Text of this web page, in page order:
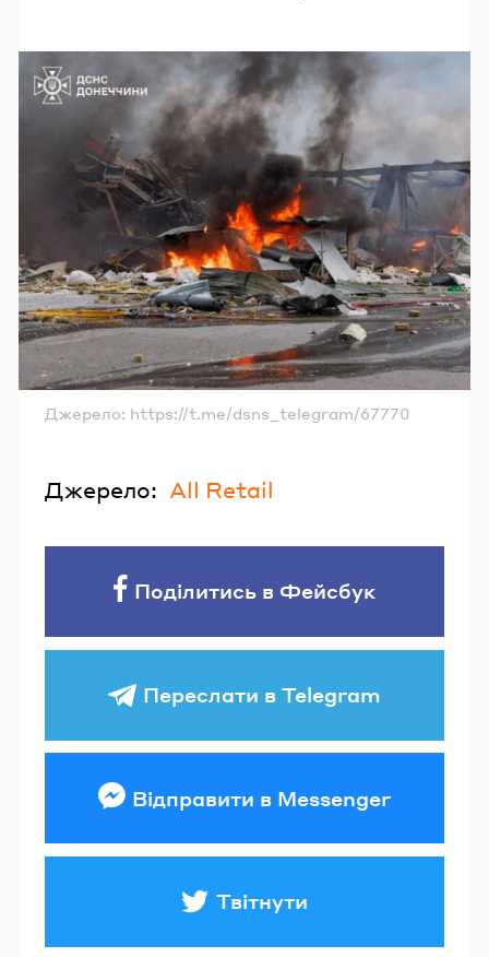
Джерело: https://t.me/dsns_telegram/67770
Джерело: All Retail
Поділитись в Фейсбук
Переслати в Telegram
Відправити в Messenger
Твітнути